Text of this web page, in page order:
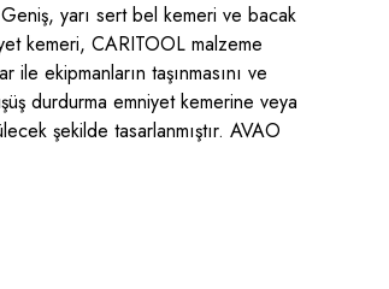
yarı sert bel kemeri ve bacak
kemeri, CARITOOL malzeme
ekipmanların taşınmasını ve
durdurma emniyet kemerine veya
şekilde tasarlanmıştır. AVAO